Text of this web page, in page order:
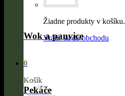
Žiadne produkty v košíku.
Vrátiť sa do obchodu
0
Košík
Wok a panvice
Pekáče